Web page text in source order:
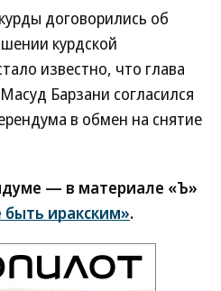
договорились об
курдской
известно, что глава
Барзани согласился
в обмен на снятие
— в материале «Ъ»
иракским».